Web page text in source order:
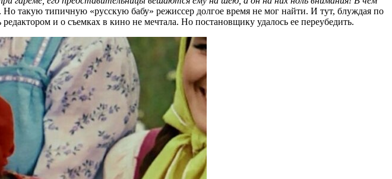
Но такую типичную «русскую бабу» режиссер долгое время не мог найти. И тут, блуждая по
и о съемках в кино не мечтала. Но постановщику удалось ее переубедить.